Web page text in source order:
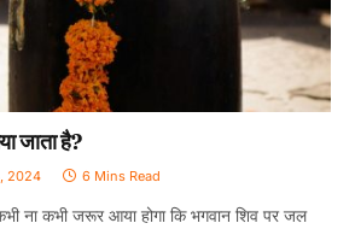
जाता है?
2024 6 Mins Read
ना कभी जरूर आया होगा कि भगवान शिव पर जल